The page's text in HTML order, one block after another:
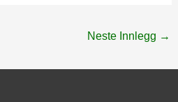
Neste Innlegg →